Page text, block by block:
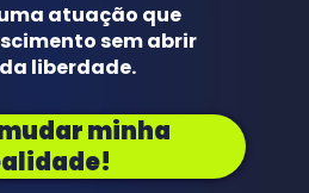
atuação que
sem abrir
liberdade.
minha